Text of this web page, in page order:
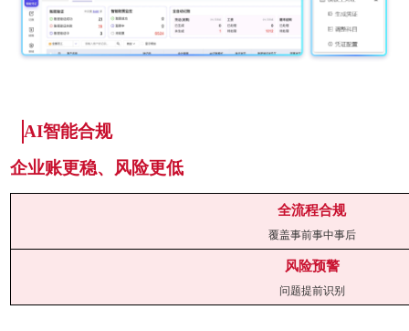
AI智能合规
企业账更稳、风险更低
全流程合规
覆盖事前事中事后
风险预警
问题提前识别